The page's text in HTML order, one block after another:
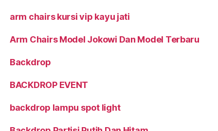
arm chairs kursi vip kayu jati
Arm Chairs Model Jokowi Dan Model Terbaru
Backdrop
BACKDROP EVENT
backdrop lampu spot light